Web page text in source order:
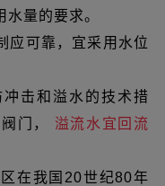
量的要求。
应可靠，宜采用水位
击和溢水的技术措
门，
溢流水宜回流
在我国20世纪80年